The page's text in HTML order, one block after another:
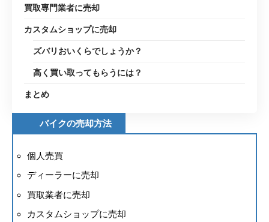
買取専門業者に売却
カスタムショップに売却
ズバリおいくらでしょうか？
高く買い取ってもらうには？
まとめ
バイクの売却方法
個人売買
ディーラーに売却
買取業者に売却
カスタムショップに売却